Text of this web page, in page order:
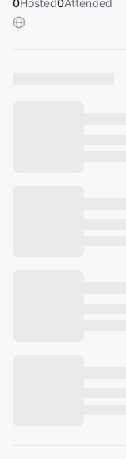
0Hosted0Attended